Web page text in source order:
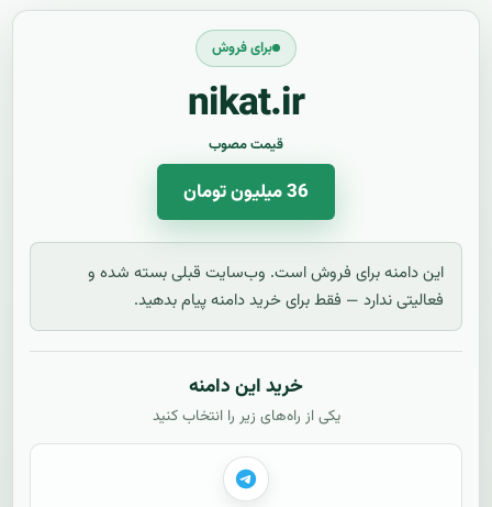
برای فروش
nikat.ir
قیمت مصوب
36 میلیون تومان
این دامنه برای فروش است. وب‌سایت قبلی بسته شده و
فعالیتی ندارد — فقط برای خرید دامنه پیام بدهید.
خرید این دامنه
یکی از راه‌های زیر را انتخاب کنید